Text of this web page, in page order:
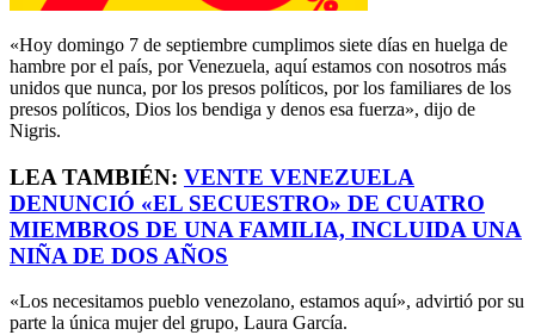
«Hoy domingo 7 de septiembre cumplimos siete días en huelga de
hambre por el país, por Venezuela, aquí estamos con nosotros más
unidos que nunca, por los presos políticos, por los familiares de los
presos políticos, Dios los bendiga y denos esa fuerza», dijo de
Nigris.
LEA TAMBIÉN: VENTE VENEZUELA
DENUNCIÓ «EL SECUESTRO» DE CUATRO
MIEMBROS DE UNA FAMILIA, INCLUIDA UNA
NIÑA DE DOS AÑOS
«Los necesitamos pueblo venezolano, estamos aquí», advirtió por su
parte la única mujer del grupo, Laura García.